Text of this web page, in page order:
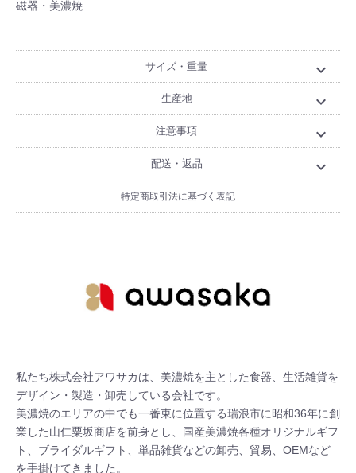
磁器・美濃焼
サイズ・重量 expand_more
生産地 expand_more
注意事項 expand_more
配送・返品 expand_more
特定商取引法に基づく表記
私たち株式会社アワサカは、美濃焼を主とした食器、生活雑貨を
デザイン・製造・卸売している会社です。
美濃焼のエリアの中でも一番東に位置する瑞浪市に昭和36年に創
業した山仁粟坂商店を前身とし、国産美濃焼各種オリジナルギフ
ト、ブライダルギフト、単品雑貨などの卸売、貿易、OEMなど
を手掛けてきました。